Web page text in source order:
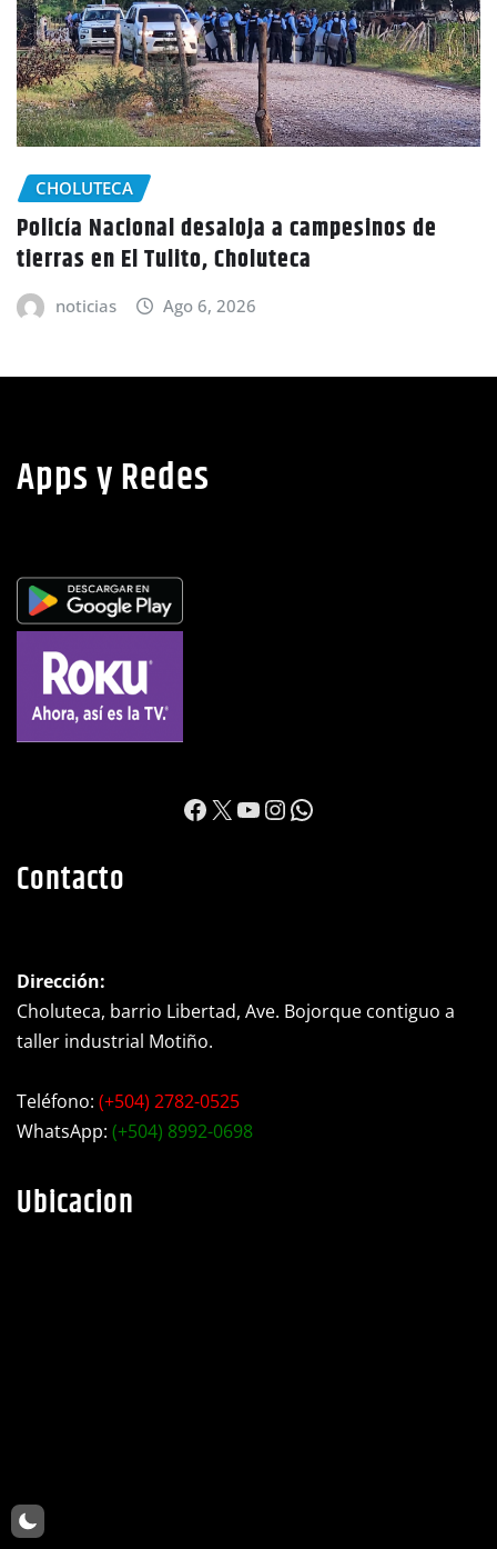
CHOLUTECA
Policía Nacional desaloja a campesinos de
tierras en El Tulito, Choluteca
noticias Ago 6, 2026
Apps y Redes
https://
X YouTube
Instagram
WhatsApp
Contacto
Dirección:
Choluteca, barrio Libertad, Ave. Bojorque contiguo a
taller industrial Motiño.
Teléfono: (+504) 2782-0525
WhatsApp: (+504) 8992-0698
Ubicacion